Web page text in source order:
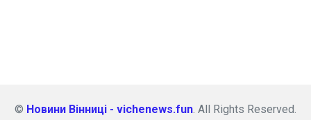
© Новини Вінниці - vichenews.fun . All Rights Reserved.